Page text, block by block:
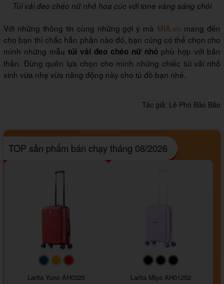
Túi vải đeo chéo nữ nhỏ hoa cúc với tone vàng sáng chói
Với những thông tin cùng những gợi ý mà MIA.vn mang đến
cho bạn thì chắc hẳn phần nào đó, bạn cũng có thể chọn cho
mình những mẫu túi vải đeo chéo nữ nhỏ phù hợp với bản
thân. Đừng quên lựa chọn cho mình những chiếc túi vải nhỏ
xinh vừa nhẹ vừa năng động này cho tủ đồ bạn nhé.
Tác giả: Lê Phó Bảo Bảo
TOP sản phẩm bán chạy tháng 08/2026
#093f69#ffa500
Larita Yuno AH0325
#000000#000000
Larita Miyo AH01252